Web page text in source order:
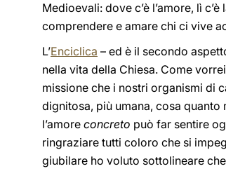
Medioevali: dove c’è l’amore, lì
comprendere e amare chi ci vive
L’Enciclica – ed è il secondo
nella vita della Chiesa. Come
missione che i nostri organismi di
dignitosa, più umana, cosa
l’amore concreto può far sentire
ringraziare tutti coloro che si
giubilare ho voluto sottolineare